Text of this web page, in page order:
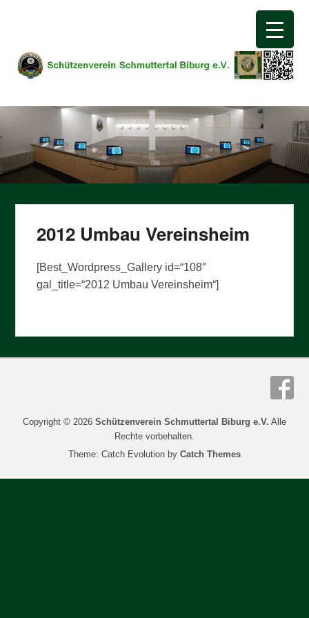
Schützenverein
2012 Umbau Vereinsheim
[Best_Wordpress_Gallery id=“108″
gal_title=“2012 Umbau Vereinsheim“]
Copyright © 2026 Schützenverein Schmuttertal Biburg e.V. Alle
Rechte vorbehalten.
Theme: Catch Evolution by Catch Themes